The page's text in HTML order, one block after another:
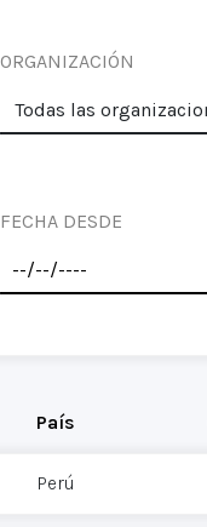
ORGANIZACIÓN
FECHA DESDE
País
Perú